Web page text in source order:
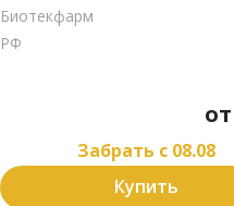
Биотекфарм
РФ
от
Забрать c 08.08
Купить